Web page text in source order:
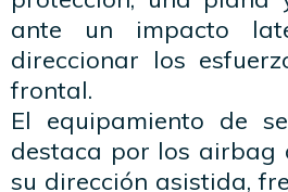
ante un impacto
direccionar los
frontal.
El equipamiento de
destaca por los airbag
su dirección asistida,